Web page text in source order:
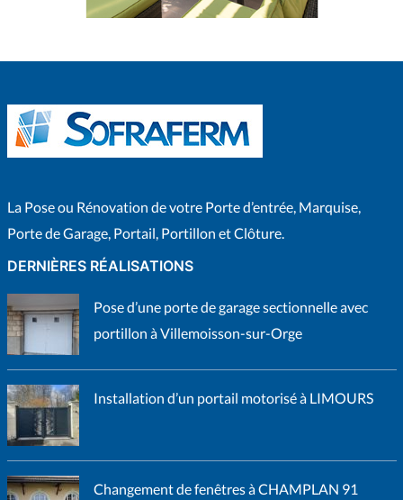
La Pose ou Rénovation de votre Porte d’entrée, Marquise,
Porte de Garage, Portail, Portillon et Clôture.
DERNIÈRES RÉALISATIONS
Pose d’une porte de garage sectionnelle avec
portillon à Villemoisson-sur-Orge
Installation d’un portail motorisé à LIMOURS
Changement de fenêtres à CHAMPLAN 91